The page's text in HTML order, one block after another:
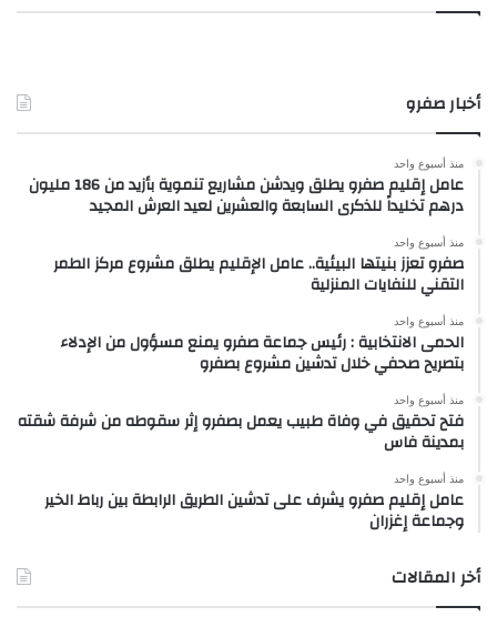
أخبار صفرو
منذ أسبوع واحد
عامل إقليم صفرو يطلق ويدشن مشاريع تنموية بأزيد من 186 مليون
درهم تخليداً للذكرى السابعة والعشرين لعيد العرش المجيد
منذ أسبوع واحد
صفرو تعزز بنيتها البيئية.. عامل الإقليم يطلق مشروع مركز الطمر
التقني للنفايات المنزلية
منذ أسبوع واحد
الحمى الانتخابية : رئيس جماعة صفرو يمنع مسؤول من الإدلاء
بتصريح صحفي خلال تدشين مشروع بصفرو
منذ أسبوع واحد
فتح تحقيق في وفاة طبيب يعمل بصفرو إثر سقوطه من شرفة شقته
بمدينة فاس
منذ أسبوع واحد
عامل إقليم صفرو يشرف على تدشين الطريق الرابطة بين رباط الخير
وجماعة إغزران
أخر المقالات